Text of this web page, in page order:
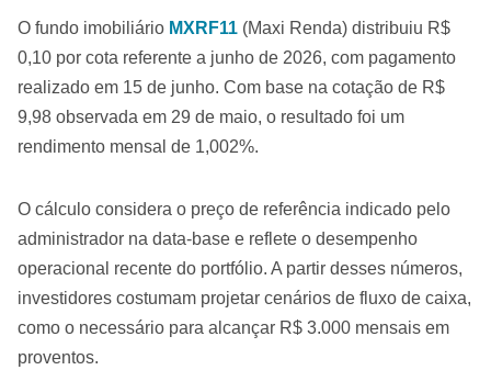
O fundo imobiliário MXRF11 (Maxi Renda) distribuiu R$
0,10 por cota referente a junho de 2026, com pagamento
realizado em 15 de junho. Com base na cotação de R$
9,98 observada em 29 de maio, o resultado foi um
rendimento mensal de 1,002%.
O cálculo considera o preço de referência indicado pelo
administrador na data-base e reflete o desempenho
operacional recente do portfólio. A partir desses números,
investidores costumam projetar cenários de fluxo de caixa,
como o necessário para alcançar R$ 3.000 mensais em
proventos.